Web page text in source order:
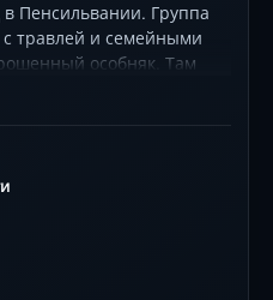
в Пенсильвании. Группа
с травлей и семейными
особняк. Там
книгу, страницы
Гарзой зритель
хоррора: монстры из
Бледная леди)
их глубинные страхи.
эффекты,